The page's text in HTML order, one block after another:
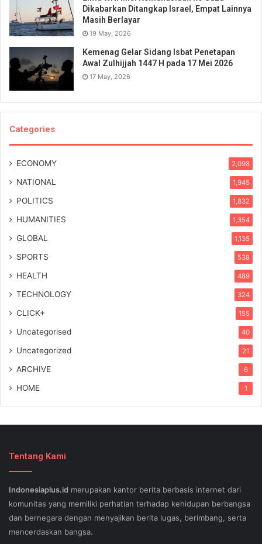
Dikabarkan Ditangkap Israel, Empat Lainnya
Masih Berlayar
19 May, 2026
Kemenag Gelar Sidang Isbat Penetapan
Awal Zulhijjah 1447 H pada 17 Mei 2026
17 May, 2026
Categories
ECONOMY 2,098
NATIONAL 1,945
POLITICS 1,832
HUMANITIES 1,354
GLOBAL 1,135
SPORTS 538
HEALTH 489
TECHNOLOGY 324
CLICK+ 155
Uncategorised 40
Uncategorized 21
ARCHIVE 6
HOME 1
Tentang Kami
Indonesiaplus.id merupakan kantor berita berbasis internet dari
komunitas yang memiliki perhatian terhadap kehidupan berbangsa
dan bernegara dengan menyajikan berita lugas, berimbang, serta
mencerdaskan bangsa.